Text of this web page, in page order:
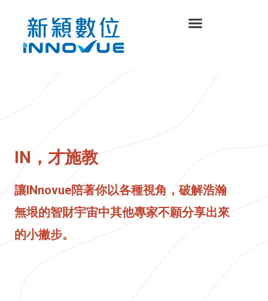
IN，才施教
讓INnovue陪著你以各種視角，破解浩瀚
無垠的智財宇宙中其他專家不願分享出來
的小撇步。